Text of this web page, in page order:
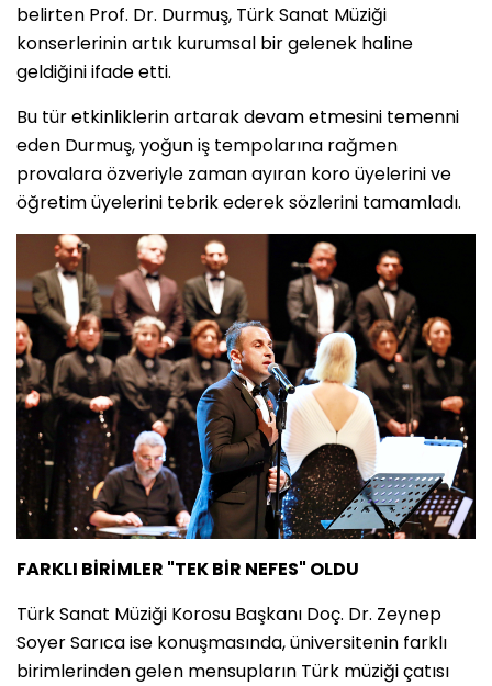
belirten Prof. Dr. Durmuş, Türk Sanat Müziği
konserlerinin artık kurumsal bir gelenek haline
geldiğini ifade etti.
Bu tür etkinliklerin artarak devam etmesini temenni
eden Durmuş, yoğun iş tempolarına rağmen
provalara özveriyle zaman ayıran koro üyelerini ve
öğretim üyelerini tebrik ederek sözlerini tamamladı.
FARKLI BİRİMLER "TEK BİR NEFES" OLDU
Türk Sanat Müziği Korosu Başkanı Doç. Dr. Zeynep
Soyer Sarıca ise konuşmasında, üniversitenin farklı
birimlerinden gelen mensupların Türk müziği çatısı